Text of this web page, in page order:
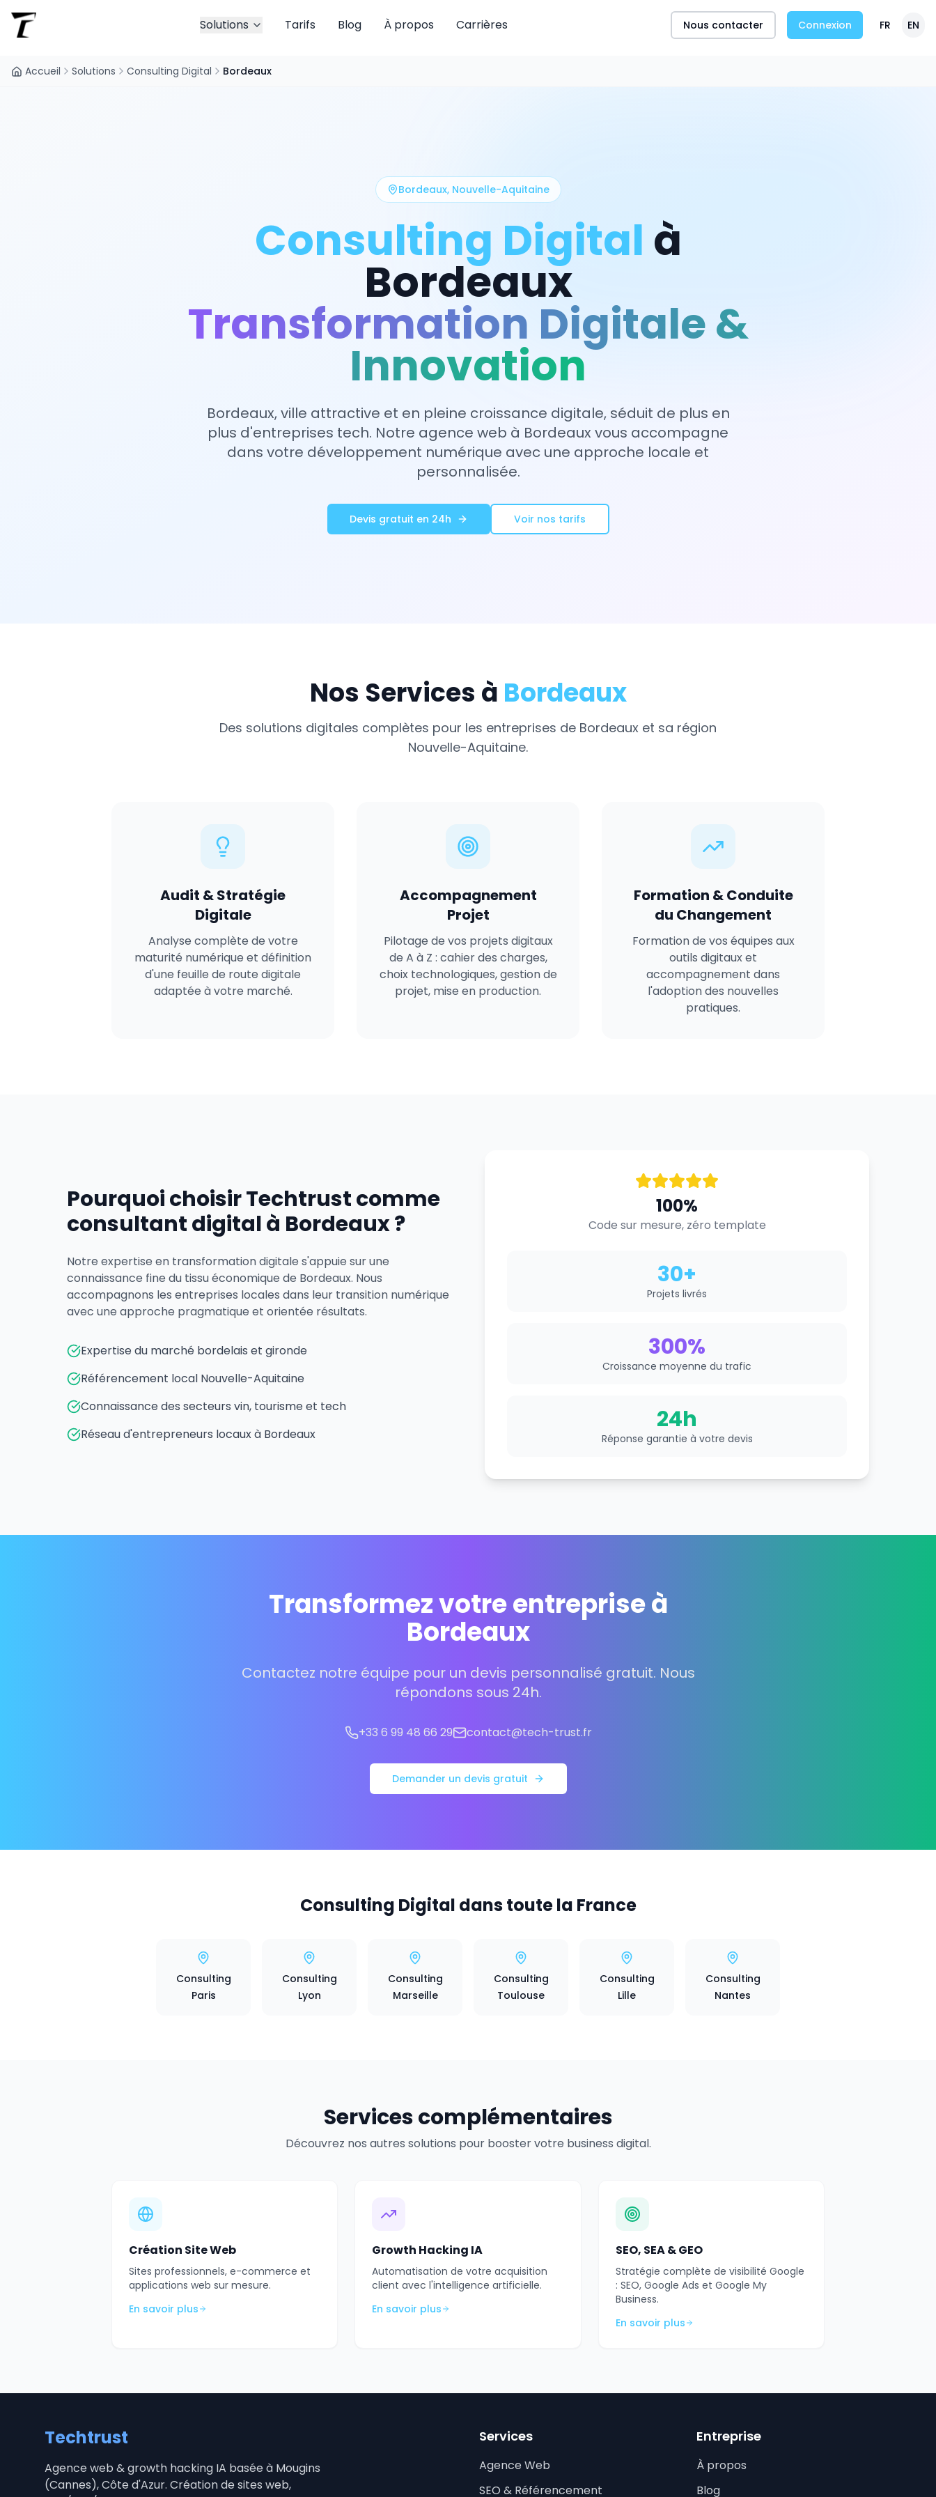
Solutions Tarifs Blog À propos Carrières Nous contacter Connexion FR EN
Accueil Solutions Consulting Digital Bordeaux
Bordeaux, Nouvelle-Aquitaine
Consulting Digital à
Bordeaux
Transformation Digitale &
Innovation
Bordeaux, ville attractive et en pleine croissance digitale, séduit de plus en
plus d'entreprises tech. Notre agence web à Bordeaux vous accompagne
dans votre développement numérique avec une approche locale et
personnalisée.
Devis gratuit en 24h Voir nos tarifs
Nos Services à Bordeaux
Des solutions digitales complètes pour les entreprises de Bordeaux et sa région
Nouvelle-Aquitaine.
Audit & Stratégie
Digitale
Analyse complète de votre
maturité numérique et définition
d'une feuille de route digitale
adaptée à votre marché.
Accompagnement
Projet
Pilotage de vos projets digitaux
de A à Z : cahier des charges,
choix technologiques, gestion de
projet, mise en production.
Formation & Conduite
du Changement
Formation de vos équipes aux
outils digitaux et
accompagnement dans
l'adoption des nouvelles
pratiques.
Pourquoi choisir Techtrust comme
consultant digital à Bordeaux ?
Notre expertise en transformation digitale s'appuie sur une
connaissance fine du tissu économique de Bordeaux. Nous
accompagnons les entreprises locales dans leur transition numérique
avec une approche pragmatique et orientée résultats.
Expertise du marché bordelais et gironde
Référencement local Nouvelle-Aquitaine
Connaissance des secteurs vin, tourisme et tech
Réseau d'entrepreneurs locaux à Bordeaux
100%
Code sur mesure, zéro template
30+
Projets livrés
300%
Croissance moyenne du trafic
24h
Réponse garantie à votre devis
Transformez votre entreprise à
Bordeaux
Contactez notre équipe pour un devis personnalisé gratuit. Nous
répondons sous 24h.
+33 6 99 48 66 29 contact@tech-trust.fr
Demander un devis gratuit
Consulting Digital dans toute la France
Consulting
Paris
Consulting
Lyon
Consulting
Marseille
Consulting
Toulouse
Consulting
Lille
Consulting
Nantes
Services complémentaires
Découvrez nos autres solutions pour booster votre business digital.
Création Site Web
Sites professionnels, e-commerce et
applications web sur mesure.
En savoir plus
Growth Hacking IA
Automatisation de votre acquisition
client avec l'intelligence artificielle.
En savoir plus
SEO, SEA & GEO
Stratégie complète de visibilité Google
: SEO, Google Ads et Google My
Business.
En savoir plus
Techtrust
Agence web & growth hacking IA basée à Mougins
(Cannes), Côte d'Azur. Création de sites web,
Services
Agence Web
SEO & Référencement
Entreprise
À propos
Blog